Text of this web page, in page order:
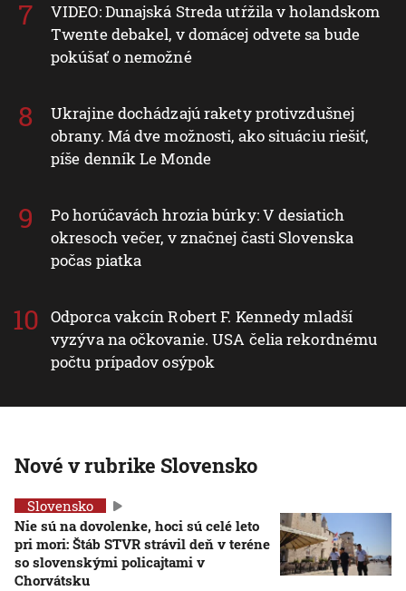
VIDEO: Dunajská Streda utŕžila v holandskom
Twente debakel, v domácej odvete sa bude
pokúšať o nemožné
Ukrajine dochádzajú rakety protivzdušnej
obrany. Má dve možnosti, ako situáciu riešiť,
píše denník Le Monde
Po horúčavách hrozia búrky: V desiatich
okresoch večer, v značnej časti Slovenska
počas piatka
Odporca vakcín Robert F. Kennedy mladší
vyzýva na očkovanie. USA čelia rekordnému
počtu prípadov osýpok
Nové v rubrike Slovensko
Slovensko
Nie sú na dovolenke, hoci sú celé leto
pri mori: Štáb STVR strávil deň v teréne
so slovenskými policajtami v
Chorvátsku